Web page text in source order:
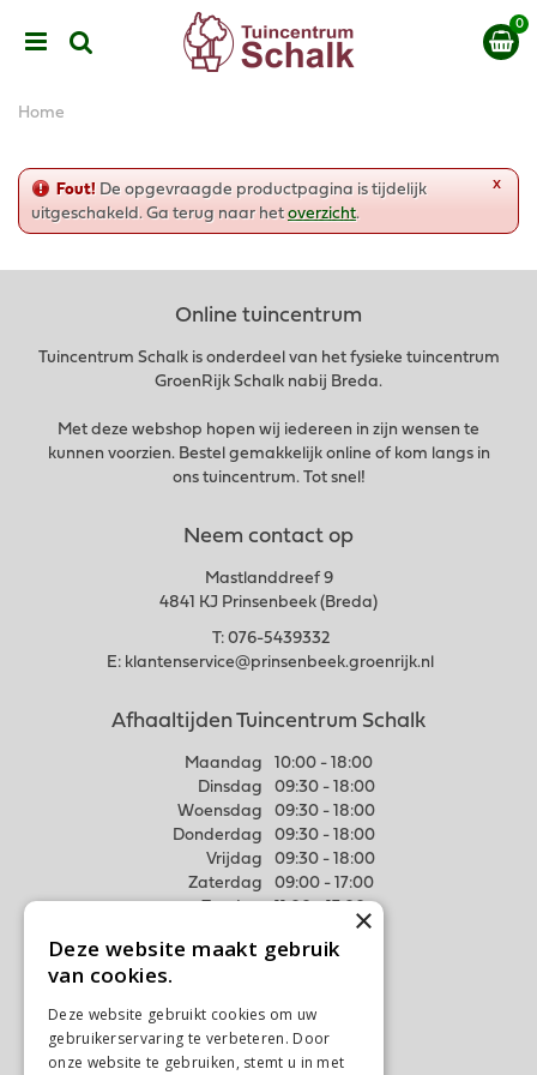
n
Home
x
Fout! De opgevraagde productpagina is tijdelijk
uitgeschakeld. Ga terug naar hetoverzicht.
Online tuincentrum
Tuincentrum Schalk is onderdeel van het fysieke tuincentrum
GroenRijk Schalk nabij Breda.
Met deze webshop hopen wij iedereen in zijn wensen te
kunnen voorzien. Bestel gemakkelijk online of kom langs in
ons tuincentrum. Tot snel!
Neem contact op
Mastlanddreef 9
4841 KJ Prinsenbeek (Breda)
T: 076-5439332
E: klantenservice@prinsenbeek.groenrijk.nl
Afhaaltijden Tuincentrum Schalk
Maandag
10:00 - 18:00
Dinsdag
09:30 - 18:00
Woensdag
09:30 - 18:00
Donderdag
09:30 - 18:00
Vrijdag
09:30 - 18:00
Zaterdag
09:00 - 17:00
Meer weten
Algemene voorwaarden
Privacy Statement
Disclaimer
×
Deze website maakt gebruik
van cookies.
Deze website gebruikt cookies om uw
gebruikerservaring te verbeteren. Door
onze website te gebruiken, stemt u in met